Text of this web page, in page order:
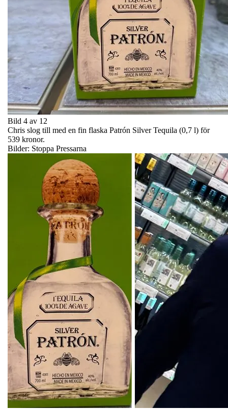
Bild 4 av 12
Chris slog till med en fin flaska Patrón Silver Tequila (0,7 l) för
539 kronor.
Bilder: Stoppa Pressarna